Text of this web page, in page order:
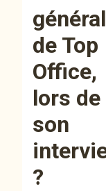
général
de Top
Office,
lors de
son
?